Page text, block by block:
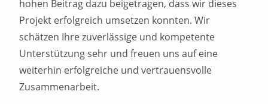
hohen Beitrag dazu beigetragen, dass wir dieses
Projekt erfolgreich umsetzen konnten. Wir
schätzen Ihre zuverlässige und kompetente
Unterstützung sehr und freuen uns auf eine
weiterhin erfolgreiche und vertrauensvolle
Zusammenarbeit.​